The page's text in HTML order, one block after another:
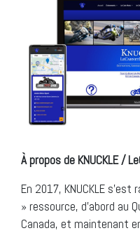
À propos de KNUCKLE /
En 2017, KNUCKLE
» ressource, d’abord au
Canada, et maintenant